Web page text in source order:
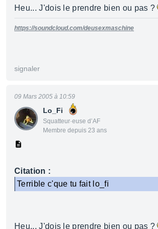
Heu... J'dois le prendre bien ou pas ?
https://soundcloud.com/deusexmaschine
signaler
Lo_Fi
Squatteur·euse d’AF
Membre depuis 23 ans
09 Mars 2005 à 10:59
Citation :
Terrible c'que tu fait lo_fi
Heu... J'dois le prendre bien ou pas ?